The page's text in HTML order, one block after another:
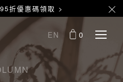
折優惠碼領取 >
EN 0